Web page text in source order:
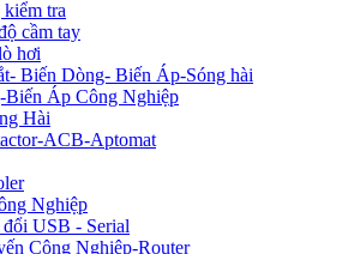
tra
cầm tay
hơi
Biến Dòng- Biến Áp-Sóng hài
Biến Áp Công Nghiệp
Hài
ACB-Aptomat
Nghiệp
USB - Serial
Công Nghiệp-Router